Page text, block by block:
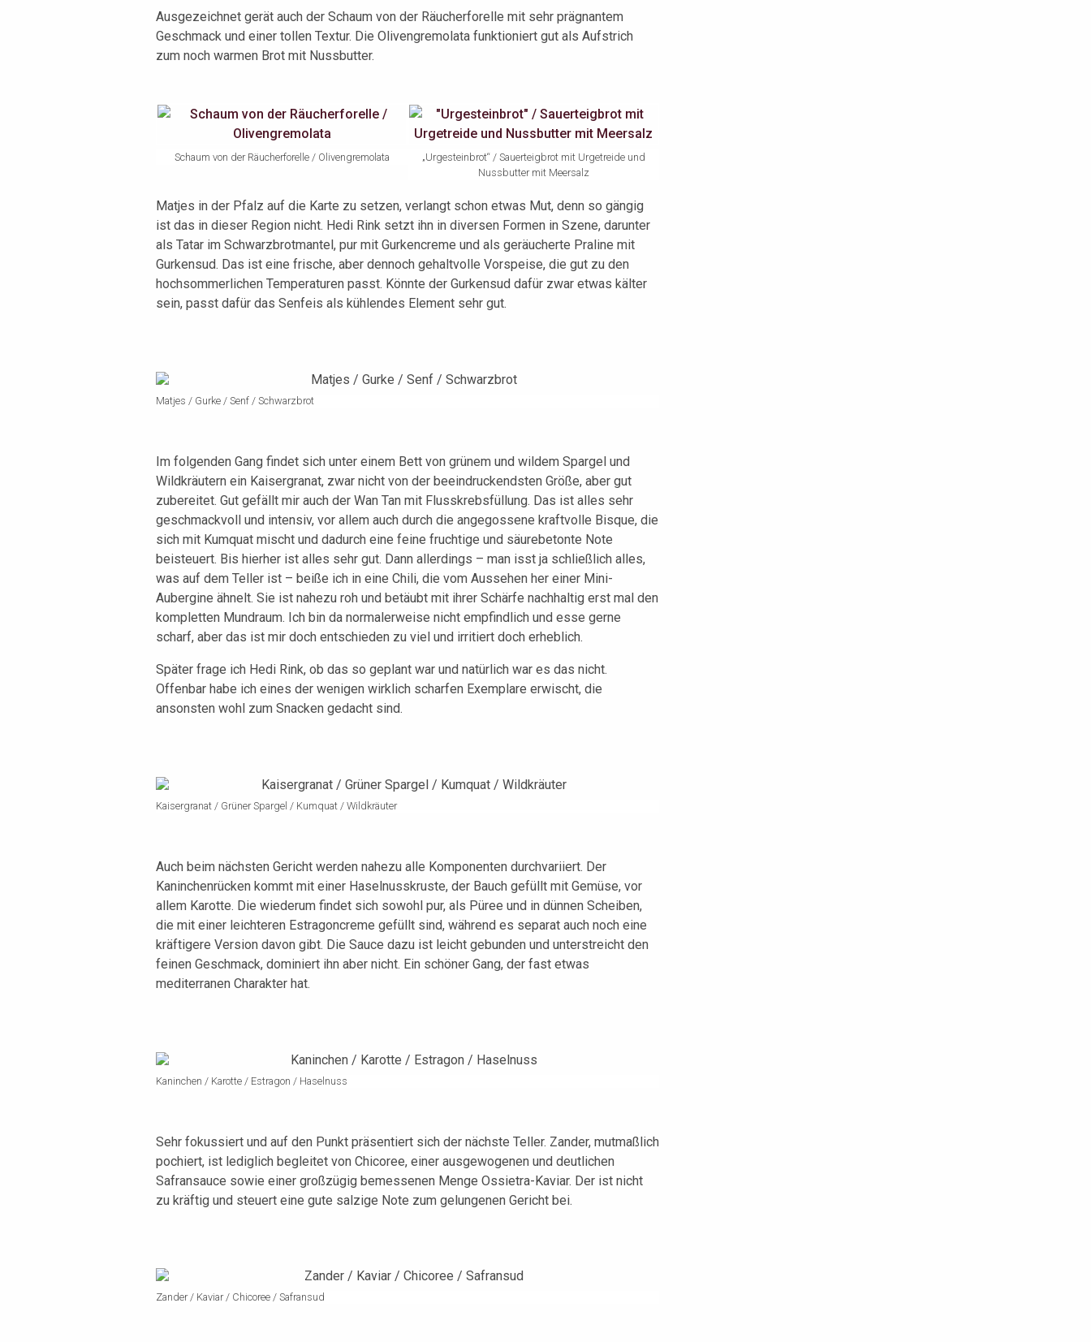
Ausgezeichnet gerät auch der Schaum von der Räucherforelle mit sehr prägnantem
Geschmack und einer tollen Textur. Die Olivengremolata funktioniert gut als Aufstrich
zum noch warmen Brot mit Nussbutter.
Schaum von der Räucherforelle / Olivengremolata
„Urgesteinbrot“ / Sauerteigbrot mit Urgetreide und
Nussbutter mit Meersalz
Matjes in der Pfalz auf die Karte zu setzen, verlangt schon etwas Mut, denn so gängig
ist das in dieser Region nicht. Hedi Rink setzt ihn in diversen Formen in Szene, darunter
als Tatar im Schwarzbrotmantel, pur mit Gurkencreme und als geräucherte Praline mit
Gurkensud. Das ist eine frische, aber dennoch gehaltvolle Vorspeise, die gut zu den
hochsommerlichen Temperaturen passt. Könnte der Gurkensud dafür zwar etwas kälter
sein, passt dafür das Senfeis als kühlendes Element sehr gut.
Matjes / Gurke / Senf / Schwarzbrot
Im folgenden Gang findet sich unter einem Bett von grünem und wildem Spargel und
Wildkräutern ein Kaisergranat, zwar nicht von der beeindruckendsten Größe, aber gut
zubereitet. Gut gefällt mir auch der Wan Tan mit Flusskrebsfüllung. Das ist alles sehr
geschmackvoll und intensiv, vor allem auch durch die angegossene kraftvolle Bisque, die
sich mit Kumquat mischt und dadurch eine feine fruchtige und säurebetonte Note
beisteuert. Bis hierher ist alles sehr gut. Dann allerdings – man isst ja schließlich alles,
was auf dem Teller ist – beiße ich in eine Chili, die vom Aussehen her einer Mini-
Aubergine ähnelt. Sie ist nahezu roh und betäubt mit ihrer Schärfe nachhaltig erst mal den
kompletten Mundraum. Ich bin da normalerweise nicht empfindlich und esse gerne
scharf, aber das ist mir doch entschieden zu viel und irritiert doch erheblich.
Später frage ich Hedi Rink, ob das so geplant war und natürlich war es das nicht.
Offenbar habe ich eines der wenigen wirklich scharfen Exemplare erwischt, die
ansonsten wohl zum Snacken gedacht sind.
Kaisergranat / Grüner Spargel / Kumquat / Wildkräuter
Auch beim nächsten Gericht werden nahezu alle Komponenten durchvariiert. Der
Kaninchenrücken kommt mit einer Haselnusskruste, der Bauch gefüllt mit Gemüse, vor
allem Karotte. Die wiederum findet sich sowohl pur, als Püree und in dünnen Scheiben,
die mit einer leichteren Estragoncreme gefüllt sind, während es separat auch noch eine
kräftigere Version davon gibt. Die Sauce dazu ist leicht gebunden und unterstreicht den
feinen Geschmack, dominiert ihn aber nicht. Ein schöner Gang, der fast etwas
mediterranen Charakter hat.
Kaninchen / Karotte / Estragon / Haselnuss
Sehr fokussiert und auf den Punkt präsentiert sich der nächste Teller. Zander, mutmaßlich
pochiert, ist lediglich begleitet von Chicoree, einer ausgewogenen und deutlichen
Safransauce sowie einer großzügig bemessenen Menge Ossietra-Kaviar. Der ist nicht
zu kräftig und steuert eine gute salzige Note zum gelungenen Gericht bei.
Zander / Kaviar / Chicoree / Safransud